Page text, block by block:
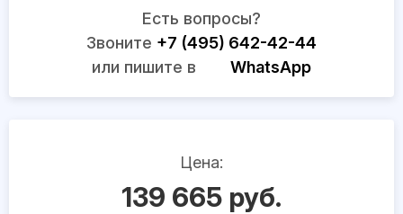
Есть вопросы?
Звоните +7 (495) 642-42-44
или пишите в
WhatsApp
Цена:
139 665 руб.